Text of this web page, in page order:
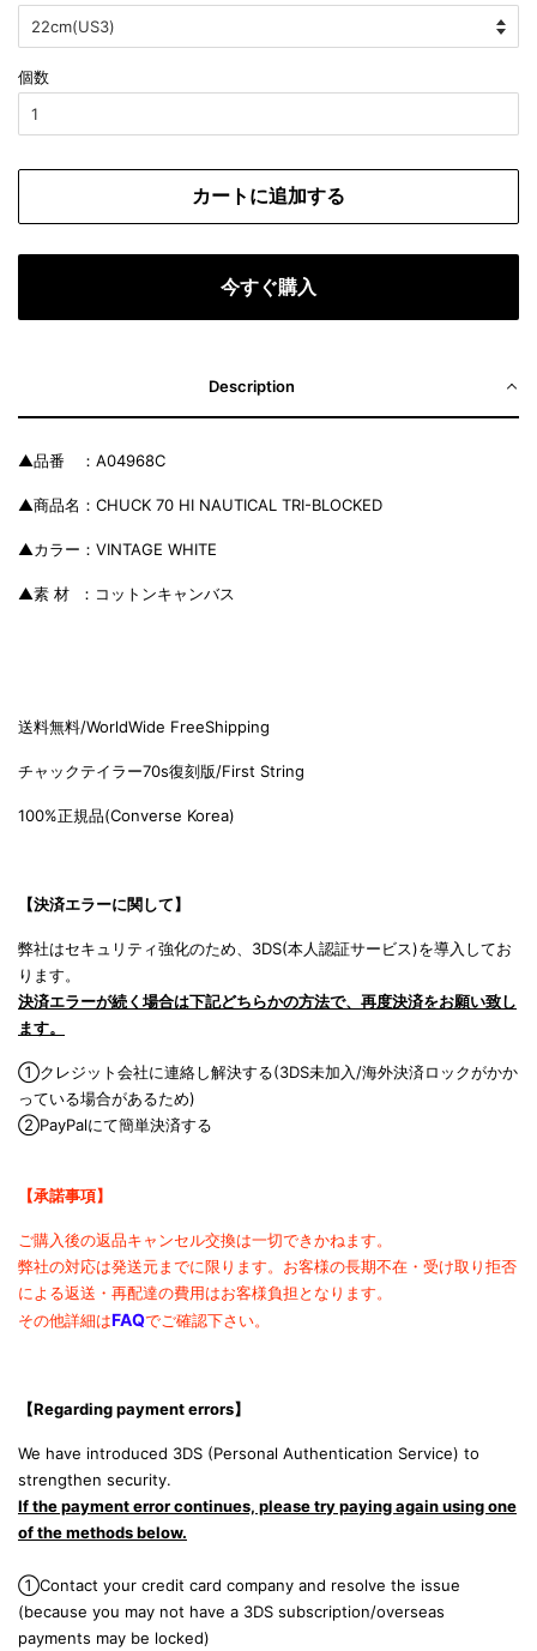
個数
カートに追加する
今すぐ購入
Description
▲品番 ：A04968C
▲商品名：CHUCK 70 HI NAUTICAL TRI-BLOCKED
▲カラー：VINTAGE WHITE
▲素 材 ：コットンキャンバス
送料無料/WorldWide FreeShipping
チャックテイラー70s復刻版/First String
100%正規品(Converse Korea)
【決済エラーに関して】
弊社はセキュリティ強化のため、3DS(本人認証サービス)を導入してお
ります。
決済エラーが続く場合は下記どちらかの方法で、再度決済をお願い致し
ます。
①クレジット会社に連絡し解決する(3DS未加入/海外決済ロックがかか
っている場合があるため)
②PayPalにて簡単決済する
【承諾事項】
ご購入後の返品キャンセル交換は一切できかねます。
弊社の対応は発送元までに限ります。 お客様の長期不在・受け取り拒否
による返送・再配達の費用はお客様負担となります。
その他詳細はFAQでご確認下さい。
【Regarding payment errors】
We have introduced 3DS (Personal Authentication Service) to
strengthen security.
If the payment error continues, please try paying again using one
of the methods below.
①Contact your credit card company and resolve the issue
(because you may not have a 3DS subscription/overseas
payments may be locked)